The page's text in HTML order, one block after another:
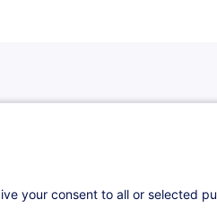
your consent to all or selected